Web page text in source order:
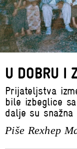
U DOBRU I
Prijateljstva
bile izbeglice
dalje su snažna
Piše Rexhep